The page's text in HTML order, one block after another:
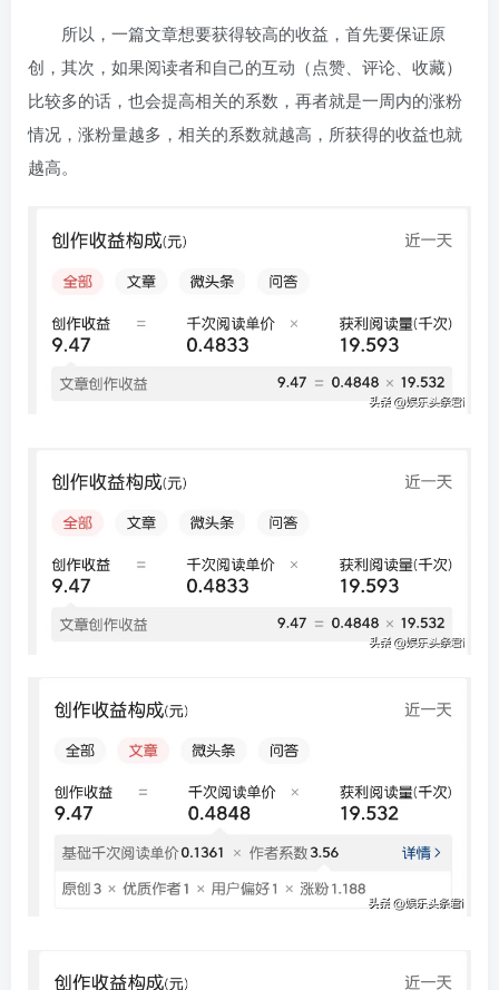
所以，一篇文章想要获得较高的收益，首先要保证原
创，其次，如果阅读者和自己的互动（点赞、评论、收藏）
比较多的话，也会提高相关的系数，再者就是一周内的涨粉
情况，涨粉量越多，相关的系数就越高，所获得的收益也就
越高。